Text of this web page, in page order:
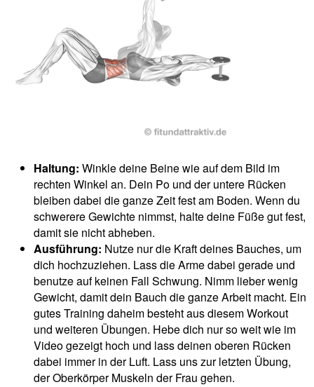
Haltung: Winkle deine Beine wie auf dem Bild im
rechten Winkel an. Dein Po und der untere Rücken
bleiben dabei die ganze Zeit fest am Boden. Wenn du
schwerere Gewichte nimmst, halte deine Füße gut fest,
damit sie nicht abheben.
Ausführung: Nutze nur die Kraft deines Bauches, um
dich hochzuziehen. Lass die Arme dabei gerade und
benutze auf keinen Fall Schwung. Nimm lieber wenig
Gewicht, damit dein Bauch die ganze Arbeit macht. Ein
gutes Training daheim besteht aus diesem Workout
und weiteren Übungen. Hebe dich nur so weit wie im
Video gezeigt hoch und lass deinen oberen Rücken
dabei immer in der Luft. Lass uns zur letzten Übung,
der Oberkörper Muskeln der Frau gehen.